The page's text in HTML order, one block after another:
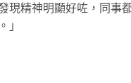
現精神明顯好咗，同事
」